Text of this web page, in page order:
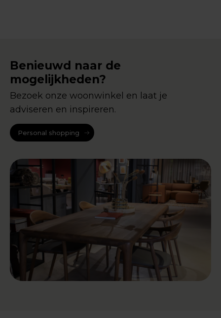
Benieuwd naar de
mogelijkheden?
Bezoek onze woonwinkel en laat je
adviseren en inspireren.
Personal shopping